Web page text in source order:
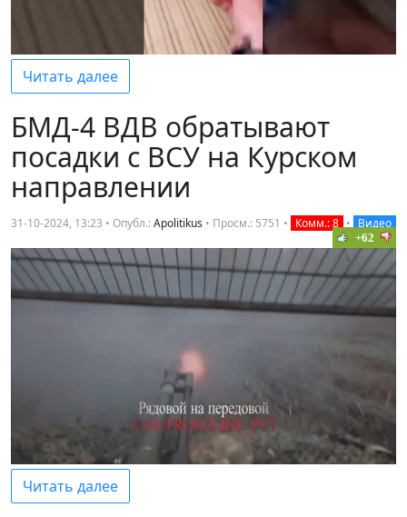
Читать далее
БМД-4 ВДВ обратывают
посадки с ВСУ на Курском
направлении
31-10-2024, 13:23 • Опубл.:Apolitikus • Просм.: 5751 • Комм.: 8 • Видео
+62
Читать далее